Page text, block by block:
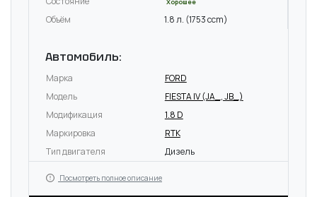
Объём 1.8 л. (1753 ccm)
Автомобиль:
Марка
FORD
Модель
FIESTA IV (JA_, JB_)
Модификация
1.8 D
Маркировка
RTK
Тип двигателя
Дизель
Посмотреть полное описание